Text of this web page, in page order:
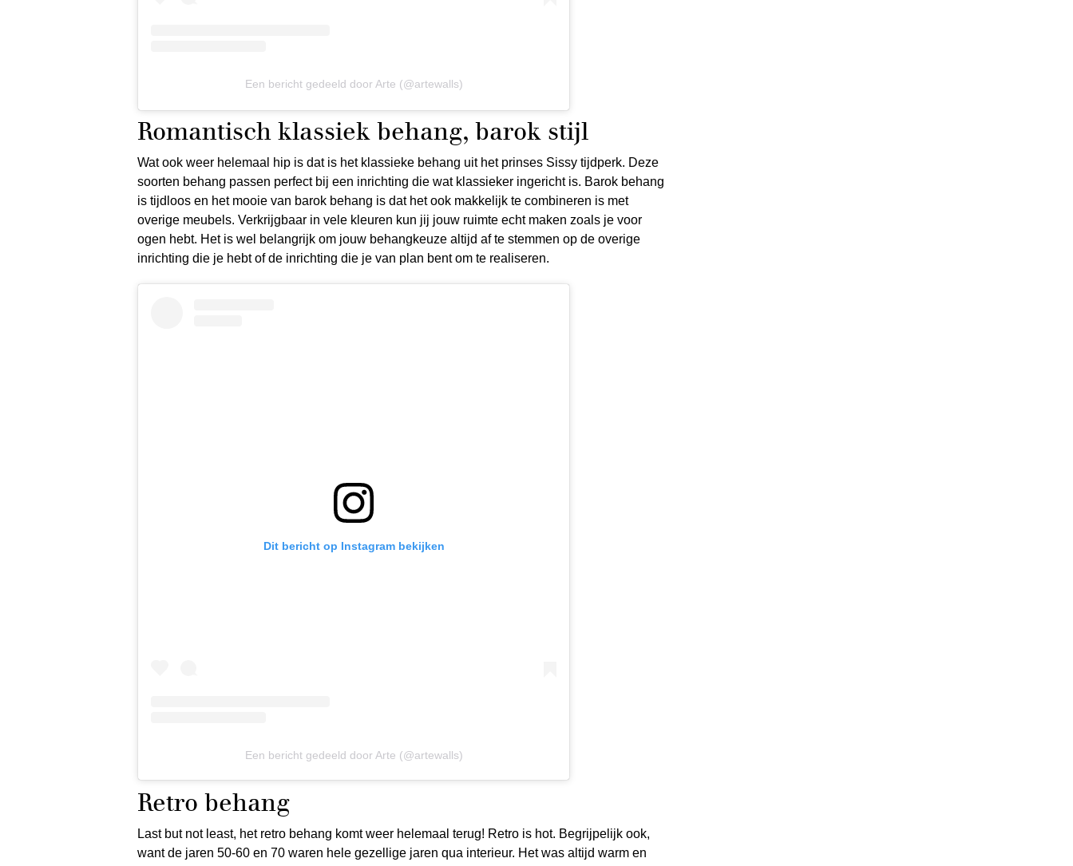
Een bericht gedeeld door Arte (@artewalls)
Romantisch klassiek behang, barok stijl
Wat ook weer helemaal hip is dat is het klassieke behang uit het prinses Sissy tijdperk. Deze
soorten behang passen perfect bij een inrichting die wat klassieker ingericht is. Barok behang
is tijdloos en het mooie van barok behang is dat het ook makkelijk te combineren is met
overige meubels. Verkrijgbaar in vele kleuren kun jij jouw ruimte echt maken zoals je voor
ogen hebt. Het is wel belangrijk om jouw behangkeuze altijd af te stemmen op de overige
inrichting die je hebt of de inrichting die je van plan bent om te realiseren.
Dit bericht op Instagram bekijken
Een bericht gedeeld door Arte (@artewalls)
Retro behang
Last but not least, het retro behang komt weer helemaal terug! Retro is hot. Begrijpelijk ook,
want de jaren 50-60 en 70 waren hele gezellige jaren qua interieur. Het was altijd warm en